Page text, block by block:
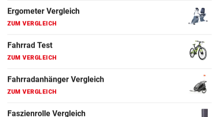
Fahrrad Test
ZUM VERGLEICH
Fahrradanhänger Vergleich
ZUM VERGLEICH
Faszienrolle Vergleich
ZUM VERGLEICH
Hoverboard Vergleich